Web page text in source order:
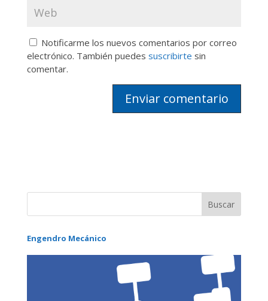
Notificarme los nuevos comentarios por correo
electrónico. También puedes suscribirte sin
comentar.
Engendro Mecánico